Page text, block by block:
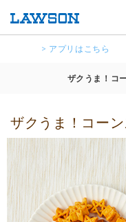
> アプリはこちら
ザクうま！コ
ザクうま！コー